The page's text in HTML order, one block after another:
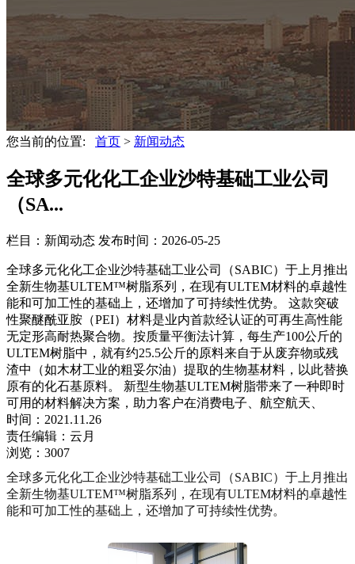
您当前的位置: 首页 > 新闻动态
全球多元化化工企业沙特基础工业公司
（SA...
栏目：新闻动态 发布时间：2026-05-25
全球多元化化工企业沙特基础工业公司（SABIC）于上月推出
全新生物基ULTEM™树脂系列，在现有ULTEM材料的卓越性
能和可加工性的基础上，还增加了可持续性优势。 这款突破
性聚醚酰亚胺（PEI）材料是业内首款经认证的可再生高性能
无定形高耐热聚合物。按质量平衡法计算，每生产100公斤的
ULTEM树脂中，就有约25.5公斤的原料来自于从废弃物或残
渣中（如木材工业的粗妥尔油）提取的生物基材料，以此替换
原有的化石基原料。 新型生物基ULTEM树脂带来了一种即时
可用的材料解决方案，助力客户在消费电子、航空航天、
时间：2021.11.26
责任编辑：云月
浏览：3007
全球多元化化工企业沙特基础工业公司（SABIC）于上月推出
全新生物基ULTEM™树脂系列，在现有ULTEM材料的卓越性
能和可加工性的基础上，还增加了可持续性优势。